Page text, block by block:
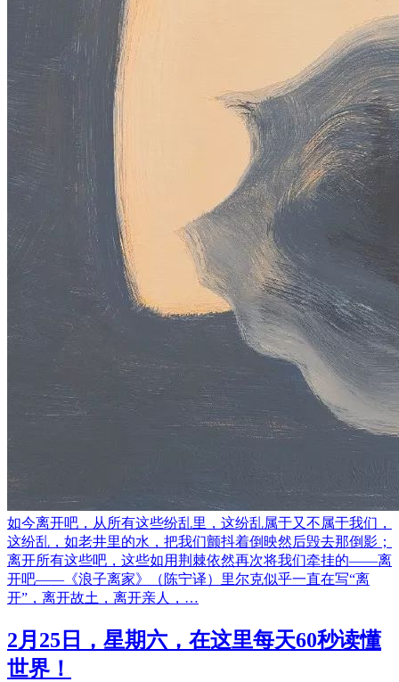
如今离开吧，从所有这些纷乱里，这纷乱属于又不属于我们，
这纷乱，如老井里的水，把我们颤抖着倒映然后毁去那倒影；
离开所有这些吧，这些如用荆棘依然再次将我们牵挂的——离
开吧——《浪子离家》（陈宁译）里尔克似乎一直在写“离
开”，离开故土，离开亲人，…
2月25日，星期六，在这里每天60秒读懂
世界！